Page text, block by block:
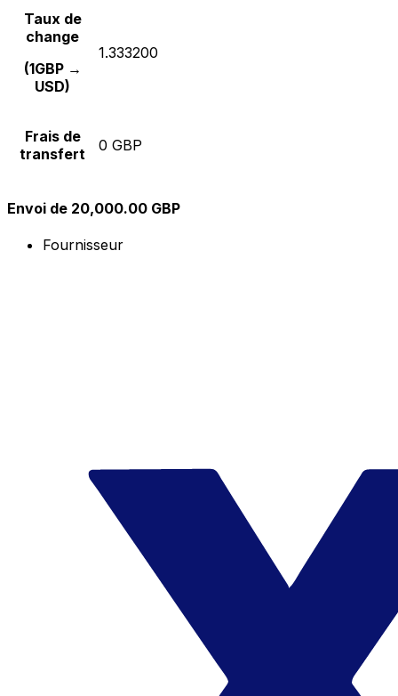
Taux de
change
(1GBP →
USD)
1.333200
Frais de
transfert
0 GBP
Envoi de 20,000.00 GBP
Fournisseur